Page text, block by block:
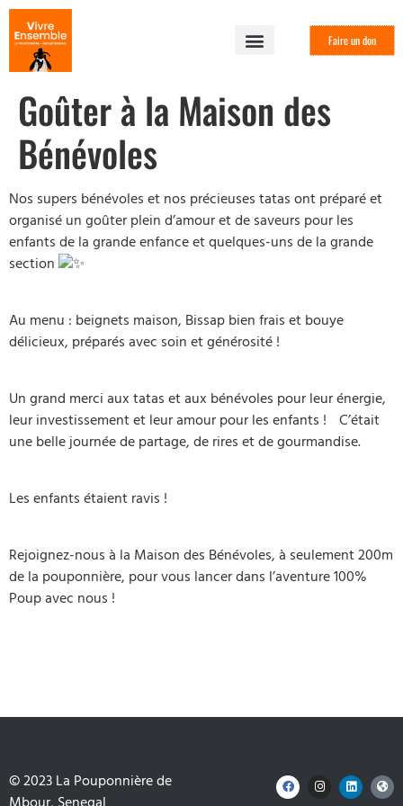
Faire un don
Goûter à la Maison des
Bénévoles
Nos supers bénévoles et nos précieuses tatas ont préparé et
organisé un goûter plein d’amour et de saveurs pour les
enfants de la grande enfance et quelques-uns de la grande
section
Au menu : beignets maison, Bissap bien frais et bouye
délicieux, préparés avec soin et générosité !
Un grand merci aux tatas et aux bénévoles pour leur énergie,
leur investissement et leur amour pour les enfants ! C’était
une belle journée de partage, de rires et de gourmandise.
Les enfants étaient ravis !
Rejoignez-nous à la Maison des Bénévoles, à seulement 200m
de la pouponnière, pour vous lancer dans l’aventure 100%
Poup avec nous !
© 2023La Pouponnière de